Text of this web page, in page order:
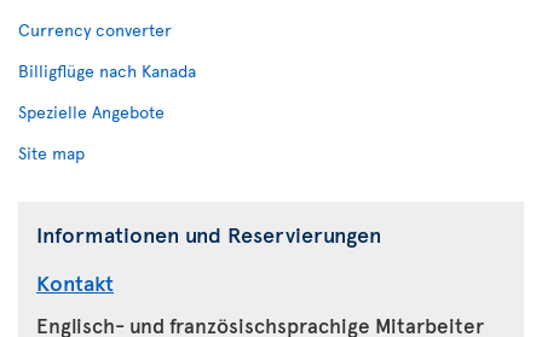
Currency converter
Billigflüge nach Kanada
Spezielle Angebote
Site map
Informationen und Reservierungen
Kontakt
Englisch- und französischsprachige Mitarbeiter